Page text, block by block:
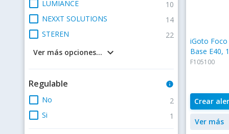
check_box_outline_blank LUMIANCE 10
check_box_outline_blank NEXXT SOLUTIONS 14
check_box_outline_blank STEREN 22
keyboard_arrow_down
Ver más opciones...
Regulable info
check_box_outline_blank No 2
check_box_outline_blank Si 1
iGoto Foco
Base E40,
F105100
Crear
Ver más